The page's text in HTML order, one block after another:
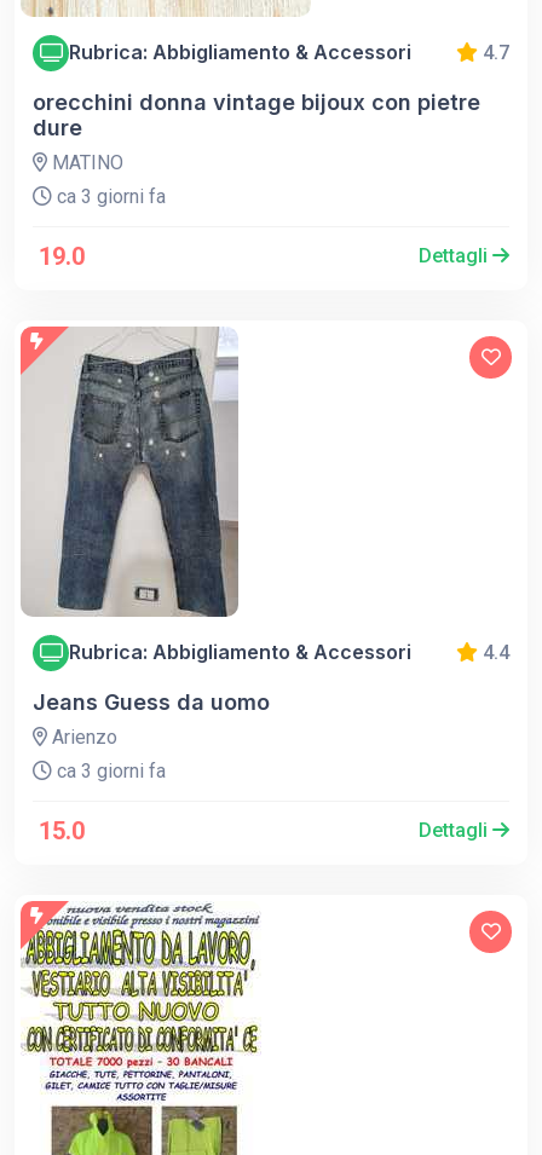
Rubrica: Abbigliamento & Accessori 4.7
orecchini donna vintage bijoux con pietre
dure
MATINO
ca 3 giorni fa
19.0 Dettagli
Rubrica: Abbigliamento & Accessori 4.4
Jeans Guess da uomo
Arienzo
ca 3 giorni fa
15.0 Dettagli